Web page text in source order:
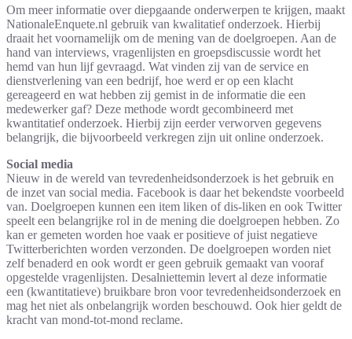
Om meer informatie over diepgaande onderwerpen te krijgen, maakt
NationaleEnquete.nl gebruik van kwalitatief onderzoek. Hierbij
draait het voornamelijk om de mening van de doelgroepen. Aan de
hand van interviews, vragenlijsten en groepsdiscussie wordt het
hemd van hun lijf gevraagd. Wat vinden zij van de service en
dienstverlening van een bedrijf, hoe werd er op een klacht
gereageerd en wat hebben zij gemist in de informatie die een
medewerker gaf? Deze methode wordt gecombineerd met
kwantitatief onderzoek. Hierbij zijn eerder verworven gegevens
belangrijk, die bijvoorbeeld verkregen zijn uit online onderzoek.
Social media
Nieuw in de wereld van tevredenheidsonderzoek is het gebruik en
de inzet van social media. Facebook is daar het bekendste voorbeeld
van. Doelgroepen kunnen een item liken of dis-liken en ook Twitter
speelt een belangrijke rol in de mening die doelgroepen hebben. Zo
kan er gemeten worden hoe vaak er positieve of juist negatieve
Twitterberichten worden verzonden. De doelgroepen worden niet
zelf benaderd en ook wordt er geen gebruik gemaakt van vooraf
opgestelde vragenlijsten. Desalniettemin levert al deze informatie
een (kwantitatieve) bruikbare bron voor tevredenheidsonderzoek en
mag het niet als onbelangrijk worden beschouwd. Ook hier geldt de
kracht van mond-tot-mond reclame.